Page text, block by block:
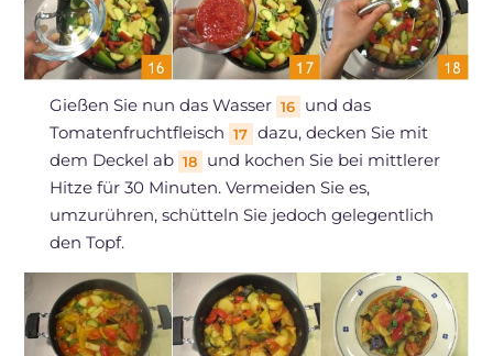
Gießen Sie nun das Wasser 16
und das
Tomatenfruchtfleisch 17 dazu, decken Sie mit
dem Deckel ab 18
und kochen Sie bei mittlerer
Hitze für 30 Minuten. Vermeiden Sie es,
umzurühren, schütteln Sie jedoch gelegentlich
den Topf.